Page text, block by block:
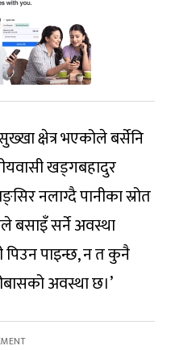
क्षेत्र भएकोले बर्सेनि
खड्गबहादुर
नलाग्दै पानीका स्रोत
बसाइँ सर्ने अवस्था
पिउन पाइन्छ, न त कुनै
अवस्था छ।’